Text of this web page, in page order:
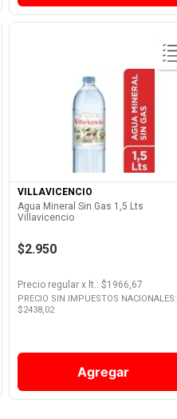
Ver Producto
VILLAVICENCIO
Agua Mineral Sin Gas 1,5 Lts
Villavicencio
$2.950
Precio regularx lt.: $1966,67
PRECIO SIN IMPUESTOS NACIONALES:
$2438,02
Agregar